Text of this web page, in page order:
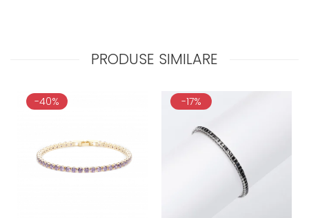
PRODUSE SIMILARE
-40% -17%